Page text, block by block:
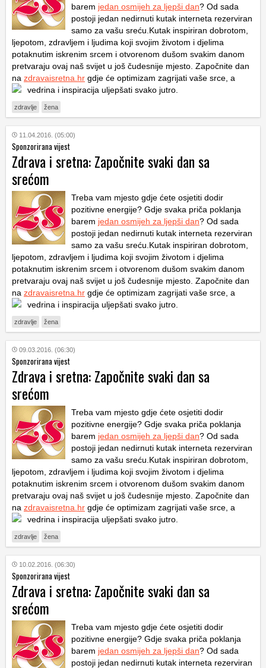
barem jedan osmijeh za ljepši dan? Od sada
postoji jedan nedirnuti kutak interneta rezerviran
samo za vašu sreću.Kutak inspiriran dobrotom,
ljepotom, zdravljem i ljudima koji svojim životom i djelima
potaknutim iskrenim srcem i otvorenom dušom svakim danom
pretvaraju ovaj naš svijet u još čudesnije mjesto. Započnite dan
na zdravaisretna.hr gdje će optimizam zagrijati vaše srce, a
vedrina i inspiracija uljepšati svako jutro.
zdravlje žena
11.04.2016. (05:00)
Sponzorirana vijest
Zdrava i sretna: Započnite svaki dan sa
srećom
Treba vam mjesto gdje ćete osjetiti dodir
pozitivne energije? Gdje svaka priča poklanja
barem jedan osmijeh za ljepši dan? Od sada
postoji jedan nedirnuti kutak interneta rezerviran
samo za vašu sreću.Kutak inspiriran dobrotom,
ljepotom, zdravljem i ljudima koji svojim životom i djelima
potaknutim iskrenim srcem i otvorenom dušom svakim danom
pretvaraju ovaj naš svijet u još čudesnije mjesto. Započnite dan
na zdravaisretna.hr gdje će optimizam zagrijati vaše srce, a
vedrina i inspiracija uljepšati svako jutro.
zdravlje žena
09.03.2016. (06:30)
Sponzorirana vijest
Zdrava i sretna: Započnite svaki dan sa
srećom
Treba vam mjesto gdje ćete osjetiti dodir
pozitivne energije? Gdje svaka priča poklanja
barem jedan osmijeh za ljepši dan? Od sada
postoji jedan nedirnuti kutak interneta rezerviran
samo za vašu sreću.Kutak inspiriran dobrotom,
ljepotom, zdravljem i ljudima koji svojim životom i djelima
potaknutim iskrenim srcem i otvorenom dušom svakim danom
pretvaraju ovaj naš svijet u još čudesnije mjesto. Započnite dan
na zdravaisretna.hr gdje će optimizam zagrijati vaše srce, a
vedrina i inspiracija uljepšati svako jutro.
zdravlje žena
10.02.2016. (06:30)
Sponzorirana vijest
Zdrava i sretna: Započnite svaki dan sa
srećom
Treba vam mjesto gdje ćete osjetiti dodir
pozitivne energije? Gdje svaka priča poklanja
barem jedan osmijeh za ljepši dan? Od sada
postoji jedan nedirnuti kutak interneta rezerviran